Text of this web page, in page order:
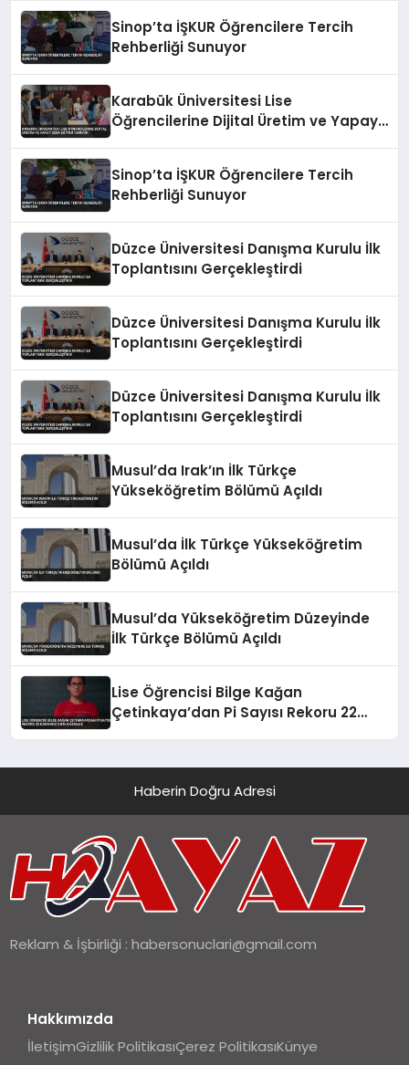
Sinop’ta İŞKUR Öğrencilere Tercih
Rehberliği Sunuyor
Karabük Üniversitesi Lise
Öğrencilerine Dijital Üretim ve Yapay
Sinop’ta İŞKUR Öğrencilere Tercih
Rehberliği Sunuyor
Düzce Üniversitesi Danışma Kurulu İlk
Toplantısını Gerçekleştirdi
Düzce Üniversitesi Danışma Kurulu İlk
Toplantısını Gerçekleştirdi
Düzce Üniversitesi Danışma Kurulu İlk
Toplantısını Gerçekleştirdi
Musul’da Irak’ın İlk Türkçe
Yükseköğretim Bölümü Açıldı
Musul’da İlk Türkçe Yükseköğretim
Bölümü Açıldı
Musul’da Yükseköğretim Düzeyinde
İlk Türkçe Bölümü Açıldı
Lise Öğrencisi Bilge Kağan
Çetinkaya’dan Pi Sayısı Rekoru 22
Haberin Doğru Adresi
Reklam & İşbirliği :habersonuclari@gmail.com
Hakkımızda
İletişimGizlilik PolitikasıÇerez PolitikasıKünye